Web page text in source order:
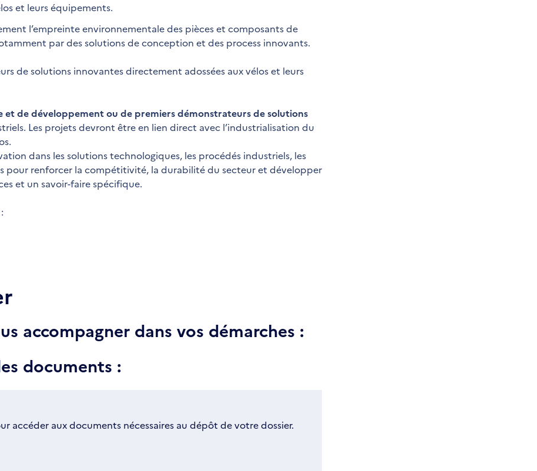
et leurs équipements.
l’empreinte environnementale des pièces et composants de
par des solutions de conception et des process innovants.
de solutions innovantes directement adossées aux vélos et leurs
et de développement ou de premiers démonstrateurs de solutions
Les projets devront être en lien direct avec l’industrialisation du
dans les solutions technologiques, les procédés industriels, les
pour renforcer la compétitivité, la durabilité du secteur et développer
et un savoir-faire spécifique.
accompagner dans vos démarches :
documents :
accéder aux documents nécessaires au dépôt de votre dossier.